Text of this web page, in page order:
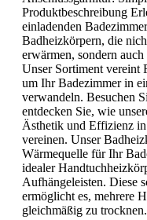
Produktbeschreibung
einladenden
Badheizkörpern, die
erwärmen, sondern
Unser Sortiment vereint
um Ihr Badezimmer in
verwandeln. Besuchen
entdecken Sie, wie
Ästhetik und Effizienz
vereinen. Unser
Wärmequelle für Ihr
idealer
Aufhängeleisten. Diese
ermöglicht es, mehrere
gleichmäßig zu